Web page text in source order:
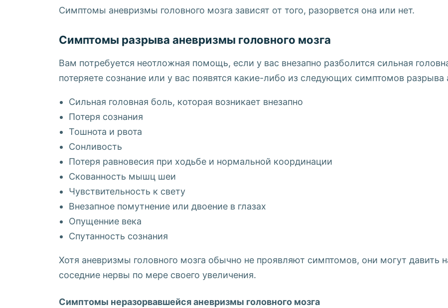
Симптомы аневризмы головного мозга зависят от того, разорвется она или нет.
Симптомы разрыва аневризмы головного мозга
Вам потребуется неотложная помощь, если у вас внезапно разболится сильная
потеряете сознание или у вас появятся какие-либо из следующих симптомов
Сильная головная боль, которая возникает внезапно
Потеря сознания
Тошнота и рвота
Сонливость
Потеря равновесия при ходьбе и нормальной координации
Скованность мышц шеи
Чувствительность к свету
Внезапное помутнение или двоение в глазах
Опущенние века
Спутанность сознания
Хотя аневризмы головного мозга обычно не проявляют симптомов, они могут давить
соседние нервы по мере своего увеличения.
Симптомы неразорвавшейся аневризмы головного мозга